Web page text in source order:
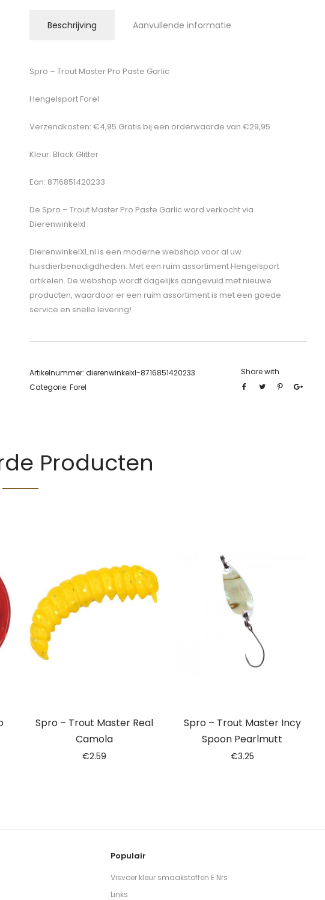
Beschrijving Aanvullende informatie
Spro – Trout Master Pro Paste Garlic
Hengelsport Forel
Verzendkosten: €4,95 Gratis bij een orderwaarde van €29,95
Kleur: Black Glitter
Ean: 8716851420233
De Spro – Trout Master Pro Paste Garlic word verkocht via
Dierenwinkelxl
DierenwinkelXL.nl is een moderne webshop voor al uw
huisdierbenodigdheden. Met een ruim assortiment Hengelsport
artikelen. De webshop wordt dagelijks aangevuld met nieuwe
producten, waardoor er een ruim assortiment is met een goede
service en snelle levering!
Artikelnummer: dierenwinkelxl-8716851420233
Categorie: Forel
Share with
Producten
Spro – Trout Master Real
Camola
€2.59
Spro – Trout Master Incy
Spoon Pearlmutt
€3.25
Populair
Visvoer kleur smaakstoffen E Nrs
Links